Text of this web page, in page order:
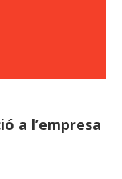
a l’empresa